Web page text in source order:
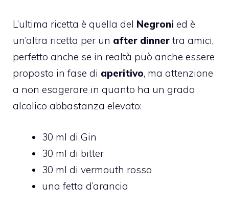
L’ultima ricetta è quella del Negroni ed è
un’altra ricetta per un after dinner tra amici,
perfetto anche se in realtà può anche essere
proposto in fase di aperitivo, ma attenzione
a non esagerare in quanto ha un grado
alcolico abbastanza elevato:
30 ml di Gin
30 ml di bitter
30 ml di vermouth rosso
una fetta d’arancia